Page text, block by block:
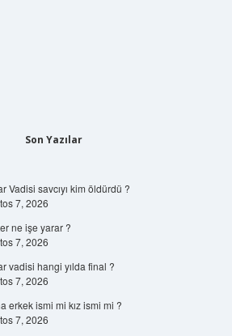
Son Yazılar
Vadisi savcıyı kim öldürdü ?
7, 2026
ne işe yarar ?
7, 2026
vadisi hangi yılda final ?
7, 2026
erkek ismi mi kız ismi mi ?
7, 2026